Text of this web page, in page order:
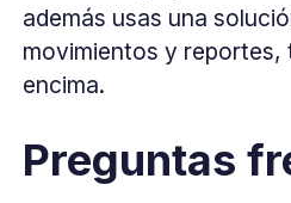
además usas una
movimientos y reportes,
encima.
Preguntas